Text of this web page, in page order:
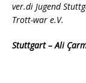
ver.di Jugend
Trott-war e.V.
Stuttgart – Ali